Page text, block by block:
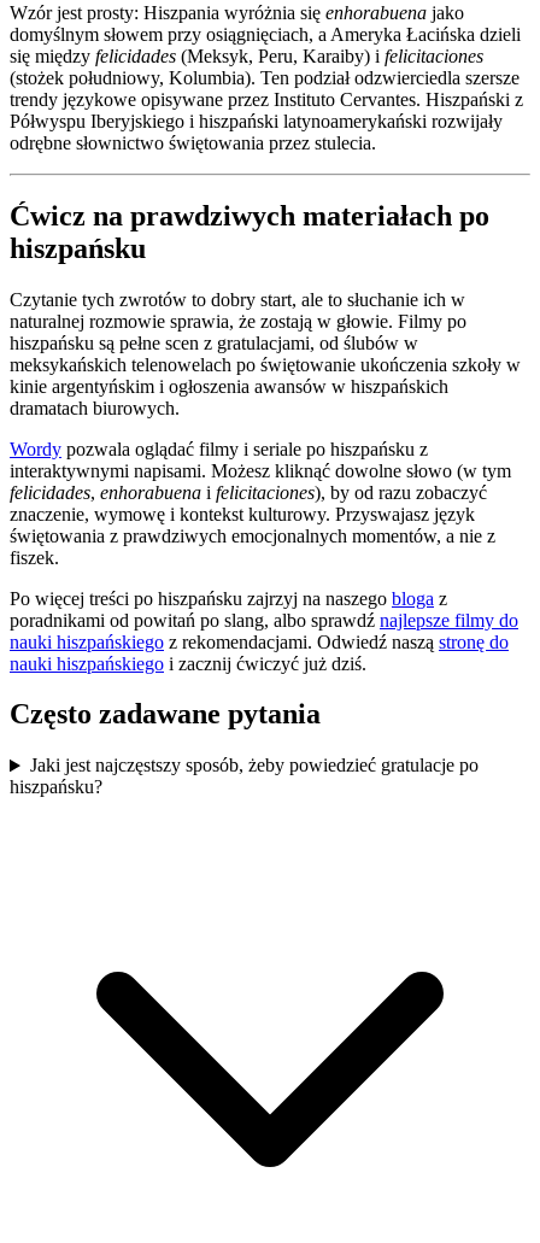
Wzór jest prosty: Hiszpania wyróżnia się enhorabuena jako
domyślnym słowem przy osiągnięciach, a Ameryka Łacińska dzieli
się między felicidades (Meksyk, Peru, Karaiby) i felicitaciones
(stożek południowy, Kolumbia). Ten podział odzwierciedla szersze
trendy językowe opisywane przez Instituto Cervantes. Hiszpański z
Półwyspu Iberyjskiego i hiszpański latynoamerykański rozwijały
odrębne słownictwo świętowania przez stulecia.
Ćwicz na prawdziwych materiałach po
hiszpańsku
Czytanie tych zwrotów to dobry start, ale to słuchanie ich w
naturalnej rozmowie sprawia, że zostają w głowie. Filmy po
hiszpańsku są pełne scen z gratulacjami, od ślubów w
meksykańskich telenowelach po świętowanie ukończenia szkoły w
kinie argentyńskim i ogłoszenia awansów w hiszpańskich
dramatach biurowych.
Wordy pozwala oglądać filmy i seriale po hiszpańsku z
interaktywnymi napisami. Możesz kliknąć dowolne słowo (w tym
felicidades, enhorabuena i felicitaciones), by od razu zobaczyć
znaczenie, wymowę i kontekst kulturowy. Przyswajasz język
świętowania z prawdziwych emocjonalnych momentów, a nie z
fiszek.
Po więcej treści po hiszpańsku zajrzyj na naszego bloga z
poradnikami od powitań po slang, albo sprawdź najlepsze filmy do
nauki hiszpańskiego z rekomendacjami. Odwiedź naszą stronę do
nauki hiszpańskiego i zacznij ćwiczyć już dziś.
Często zadawane pytania
Jaki jest najczęstszy sposób, żeby powiedzieć gratulacje po
hiszpańsku?